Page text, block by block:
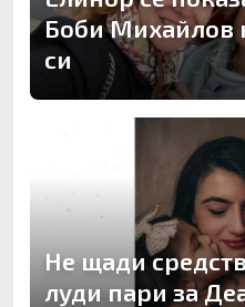
Боби Михайлов
си
Не щади
луди пари за